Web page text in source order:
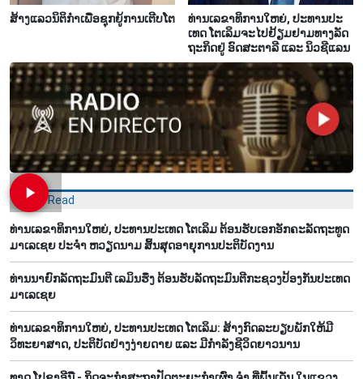
ສ້າງ​ແລວ​ນິ​ຕິ​ກຳ​ເພື່ອ​ຊຸກ​ຍູ້​ການ​ເຕີບ​ໂຕ
ທ່ານ​ເລ​ຂາ​ທິ​ການ​ໃຫຍ່, ປ​ະ​ທານ​ປະ​
ເທດ ໂຕ​ເລິມ​ຈະ​ໄປ​ຢ້ຽມ​ຢາມ​ທາງ​ລັດ​
ຖະ​ກິດ​ຢູ່ ອົດ​ສະ​ຕາ​ລີ ແລະ ນິວ​ຊີ​ແລນ
Most Read
ທ່ານເລຂາທິການໃຫຍ່, ປະທານປະເທດ ໂຕເລິມ ຕ້ອນຮັບເອກອັກຄະລັດຖະທູດ
ມາເລເຊຍ ປະຈຳ ຫວຽດນາມ ສິ້ນສຸດອາຍຸການປະຕິບັດງານ
ທ່ານນາຍົກລັດຖະມົນຕີ ເລມິນຮຶງ ຕ້ອນຮັບລັດຖະມົນຕີກະຊວງປ້ອງກັນປະເທດ
ມາເລເຊຍ
ທ່ານເລຂາທິການໃຫຍ່, ປະທານປະເທດ ໂຕເລິມ: ສ້າງກົດລະບຽບພັກໃຫ້ມີ
ວິທະຍາສາດ, ປະຕິບັດຢ່າງງ່າຍດາຍ ແລະ ມີກຳລັງຊີວິດຍາວນານ